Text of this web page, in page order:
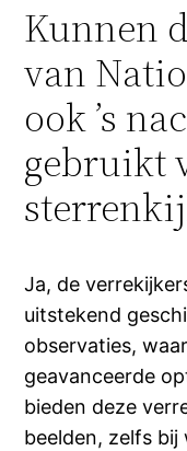
Kunnen
van
ook ’s
gebruikt
Ja, de
uitstekend
observaties,
geavanceerde
bieden deze
beelden, zelfs